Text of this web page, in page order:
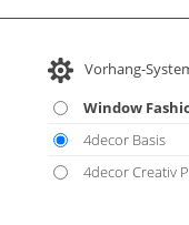
Vorhang-
Window
4decor Basis
4decor Creativ